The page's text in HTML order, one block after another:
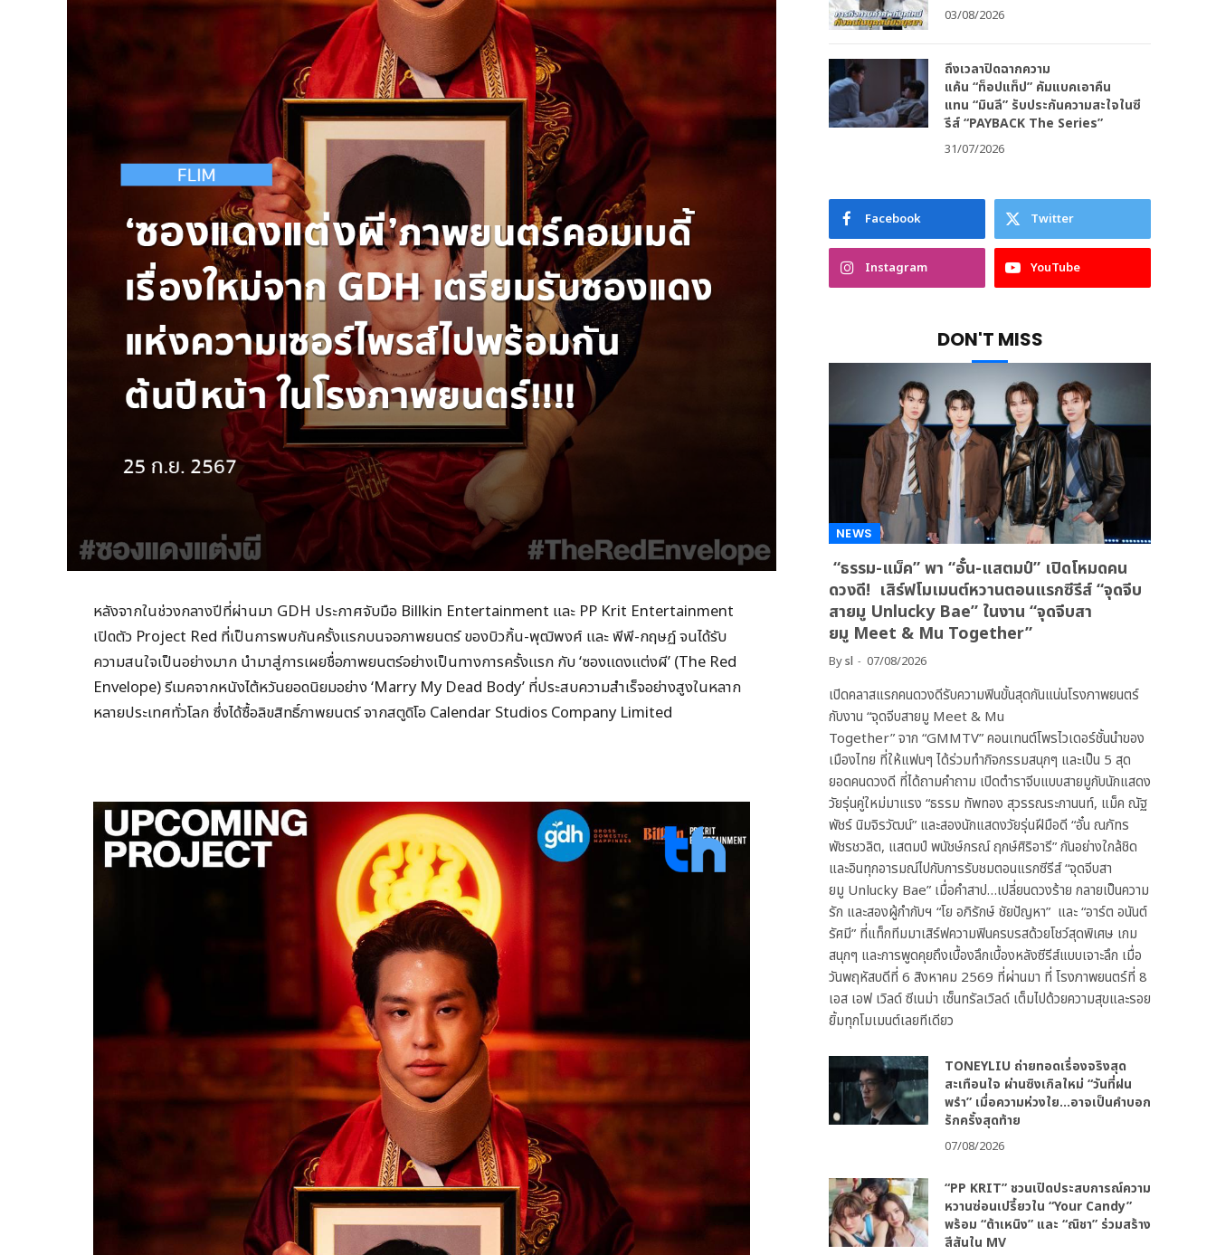
หลังจากในช่วงกลางปีที่ผ่านมา GDH ประกาศจับมือ Billkin Entertainment และ PP Krit Entertainment
เปิดตัว Project Red ที่เป็นการพบกันครั้งแรกบนจอภาพยนตร์ ของบิวกิ้น-พุฒิพงศ์ และ พีพี-กฤษฏ์ จนได้รับ
ความสนใจเป็นอย่างมาก นำมาสู่การเผยชื่อภาพยนตร์อย่างเป็นทางการครั้งแรก กับ ‘ซองแดงแต่งผี’ (The Red
Envelope) รีเมคจากหนังไต้หวันยอดนิยมอย่าง ‘Marry My Dead Body’ ที่ประสบความสำเร็จอย่างสูงในหลาก
หลายประเทศทั่วโลก ซึ่งได้ซื้อลิขสิทธิ์ภาพยนตร์ จากสตูดิโอ Calendar Studios Company Limited
03/08/2026
ถึงเวลาปิดฉากความ
แค้น “ท็อปแท็ป” คัมแบคเอาคืน
แทน “มินลี” รับประกันความสะใจในซี
รีส์ “PAYBACK The Series”
31/07/2026
Facebook Twitter
Instagram YouTube
DON'T MISS
NEWS
“ธรรม-แม็ค” พา “อั๋น-แสตมป์” เปิดโหมดคน
ดวงดี! เสิร์ฟโมเมนต์หวานตอนแรกซีรีส์ “จุดจีบ
สายมู Unlucky Bae” ในงาน “จุดจีบสา
ยมู Meet & Mu Together”
Bysl 07/08/2026
เปิดคลาสแรกคนดวงดีรับความฟินขั้นสุดกันแน่นโรงภาพยนตร์
กับงาน “จุดจีบสายมู Meet & Mu
Together” จาก “GMMTV” คอนเทนต์โพรไวเดอร์ชั้นนำของ
เมืองไทย ที่ให้แฟนๆ ได้ร่วมทำกิจกรรมสนุกๆ และเป็น 5 สุด
ยอดคนดวงดี ที่ได้ถามคำถาม เปิดตำราจีบแบบสายมูกับนักแสดง
วัยรุ่นคู่ใหม่มาแรง “ธรรม ทัพทอง สุวรรณระกานนท์, แม็ค ณัฐ
พัชร์ นิมจิรวัฒน์” และสองนักแสดงวัยรุ่นฝีมือดี “อั๋น ณภัทร
พัชรชวลิต, แสตมป์ พนัชษ์กรณ์ ฤกษ์ศิริอารี” กันอย่างใกล้ชิด
และอินทุกอารมณ์ไปกับการรับชมตอนแรกซีรีส์ “จุดจีบสา
ยมู Unlucky Bae” เมื่อคำสาป…เปลี่ยนดวงร้าย กลายเป็นความ
รัก และสองผู้กำกับฯ “โย อภิรักษ์ ชัยปัญหา” และ “อาร์ต อนันต์
รัศมี” ที่แท็กทีมมาเสิร์ฟความฟินครบรสด้วยโชว์สุดพิเศษ เกม
สนุกๆ และการพูดคุยถึงเบื้องลึกเบื้องหลังซีรีส์แบบเจาะลึก เมื่อ
วันพฤหัสบดีที่ 6 สิงหาคม 2569 ที่ผ่านมา ที่ โรงภาพยนตร์ที่ 8
เอส เอฟ เวิลด์ ซีเนม่า เซ็นทรัลเวิลด์ เต็มไปด้วยความสุขและรอย
ยิ้มทุกโมเมนต์เลยทีเดียว
TONEYLIU ถ่ายทอดเรื่องจริงสุด
สะเทือนใจ ผ่านซิงเกิลใหม่ “วันที่ฝน
พรำ” เมื่อความห่วงใย…อาจเป็นคำบอก
รักครั้งสุดท้าย
07/08/2026
“PP KRIT” ชวนเปิดประสบการณ์ความ
หวานซ่อนเปรี้ยวใน “Your Candy”
พร้อม “ต้าเหนิง” และ “ณิชา” ร่วมสร้าง
สีสันใน MV